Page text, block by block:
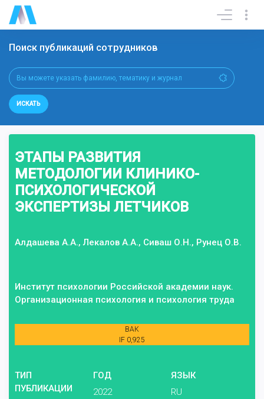
Поиск публикаций сотрудников
ИСКАТЬ
ЭТАПЫ РАЗВИТИЯ
МЕТОДОЛОГИИ КЛИНИКО-
ПСИХОЛОГИЧЕСКОЙ
ЭКСПЕРТИЗЫ ЛЕТЧИКОВ
Алдашева А.А., Лекалов А.А., Сиваш О.Н., Рунец О.В.
Институт психологии Российской академии наук.
Организационная психология и психология труда
ВАК
IF 0,925
ТИП
ПУБЛИКАЦИИ
ГОД
2022
ЯЗЫК
RU